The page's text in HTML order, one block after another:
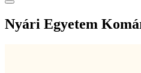
Nyári Egyetem